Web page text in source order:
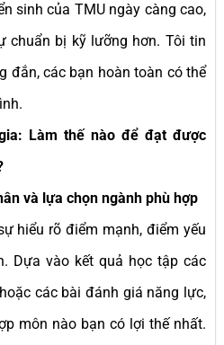
sinh của TMU ngày càng cao,
chuẩn bị kỹ lưỡng hơn. Tôi tin
đắn, các bạn hoàn toàn có thể
Làm thế nào để đạt được
và lựa chọn ngành phù hợp
hiểu rõ điểm mạnh, điểm yếu
Dựa vào kết quả học tập các
các bài đánh giá năng lực,
môn nào bạn có lợi thế nhất.